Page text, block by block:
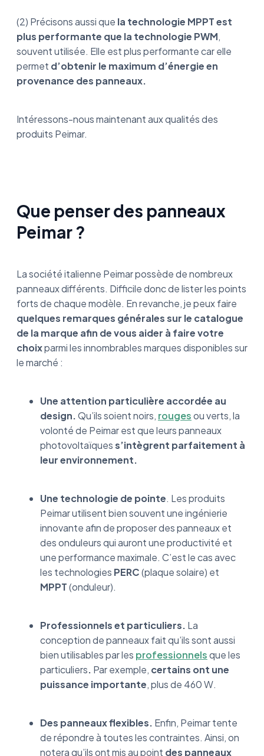
(2) Précisons aussi que la technologie MPPT est
plus performante que la technologie PWM,
souvent utilisée. Elle est plus performante car elle
permet d’obtenir le maximum d’énergie en
provenance des panneaux.
Intéressons-nous maintenant aux qualités des
produits Peimar.
Que penser des panneaux
Peimar ?
La société italienne Peimar possède de nombreux
panneaux différents. Difficile donc de lister les points
forts de chaque modèle. En revanche, je peux faire
quelques remarques générales sur le catalogue
de la marque afin de vous aider à faire votre
choixparmi les innombrables marques disponibles sur
le marché :
Une attention particulière accordée au
design.Qu’ils soient noirs, rougesou verts, la
volonté de Peimar est que leurs panneaux
photovoltaïquess’intègrent parfaitement à
leur environnement.
Une technologie de pointe. Les produits
Peimar utilisent bien souvent une ingénierie
innovante afin de proposer des panneaux et
des onduleurs qui auront une productivité et
une performance maximale. C’est le cas avec
les technologies PERC(plaque solaire) et
MPPT(onduleur).
Professionnels et particuliers. La
conception de panneaux fait qu’ils sont aussi
bien utilisables par les professionnelsque les
particuliers. Par exemple, certains ont une
puissance importante, plus de 460 W.
Des panneaux flexibles. Enfin, Peimar tente
de répondre à toutes les contraintes. Ainsi, on
notera qu’ils ont mis au point des panneaux